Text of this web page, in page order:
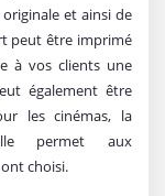
et ainsi de
peut être imprimé
à vos clients une
également être
les cinémas, la
permet aux
choisi.